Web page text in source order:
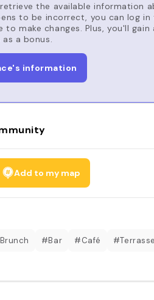
the available information
to be incorrect, you can log in
to make changes. Plus, you'll
a bonus.
information
Add to my map
#Bar #Café #Terrasse